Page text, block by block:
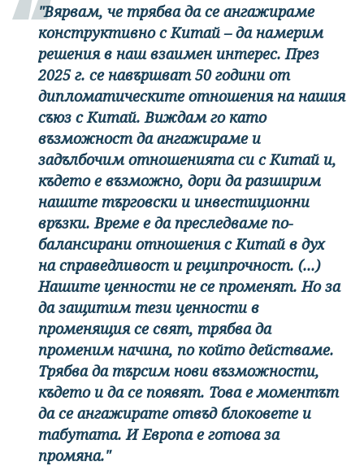
"Вярвам, че трябва да се ангажираме
конструктивно с Китай – да намерим
решения в наш взаимен интерес. През
2025 г. се навършват 50 години от
дипломатическите отношения на нашия
съюз с Китай. Виждам го като
възможност да ангажираме и
задълбочим отношенията си с Китай и,
където е възможно, дори да разширим
нашите търговски и инвестиционни
връзки. Време е да преследваме по-
балансирани отношения с Китай в дух
на справедливост и реципрочност. (...)
Нашите ценности не се променят. Но за
да защитим тези ценности в
променящия се свят, трябва да
променим начина, по който действаме.
Трябва да търсим нови възможности,
където и да се появят. Това е моментът
да се ангажирате отвъд блоковете и
табутата. И Европа е готова за
промяна."